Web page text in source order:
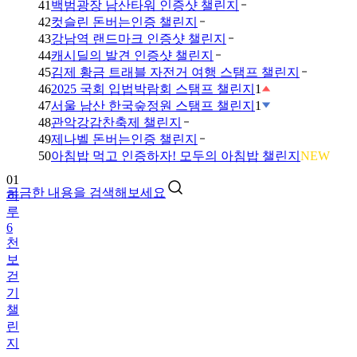
41 백범광장 남산타워 인증샷 챌린지
42컷슬린 돈버는인증 챌린지
43강남역 랜드마크 인증샷 챌린지
44캐시딜의 발견 인증샷 챌린지
45김제 황금 트래블 자전거 여행 스탬프 챌린지
462025 국회 입법박람회 스탬프 챌린지 1
47서울 남산 한국숲정원 스탬프 챌린지 1
48관악강감찬축제 챌린지
49제나벨 돈버는인증 챌린지
50아침밥 먹고 인증하자! 모두의 아침밥 챌린지 NEW
궁금한 내용을 검색해보세요
루
6
천
보
걷
기
챌
린
지
02